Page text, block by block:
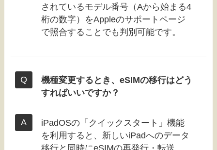
されているモデル番号（Aから始まる4
桁の数字）をAppleのサポートページ
で照合することでも判別可能です。
機種変更するとき、eSIMの移行はどう
すればいいですか？
iPadOSの「クイックスタート」機能
を利用すると、新しいiPadへのデータ
移行と同時にeSIMの再発行・転送